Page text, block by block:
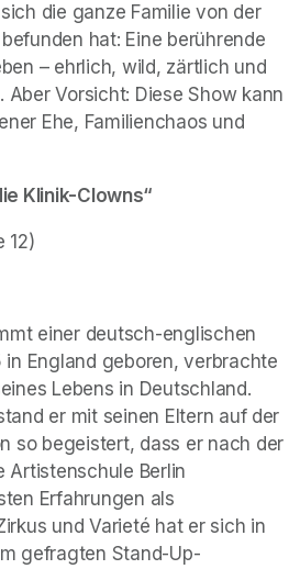
die ganze Familie von der
hat: Eine berührende
– ehrlich, wild, zärtlich und
Aber Vorsicht: Diese Show kann
Ehe, Familienchaos und
Klinik-Clowns“
12)
einer deutsch-englischen
in England geboren, verbrachte
Lebens in Deutschland.
er mit seinen Eltern auf der
so begeistert, dass er nach der
Artistenschule Berlin
Erfahrungen als
und Varieté hat er sich in
gefragten Stand-Up-